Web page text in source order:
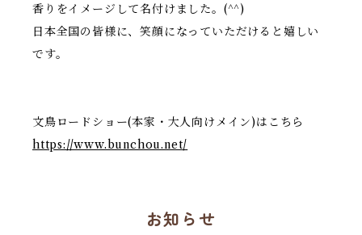
香りをイメージして名付けました。(^^)
日本全国の皆様に、笑顔になっていただけると嬉しい
です。
文鳥ロードショー(本家・大人向けメイン)はこちら
https://www.bunchou.net/
お知らせ